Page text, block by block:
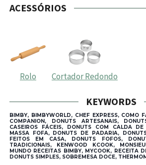
ACESSÓRIOS
Rolo Cortador Redondo
KEYWORDS
BIMBY, BIMBYWORLD, CHEF EXPRESS, COMO
COMPANION, DONUTS ARTESANAIS,
CASEIROS FÁCEIS, DONUTS COM CALDA
MASSA FOFA, DONUTS DE PADARIA,
FEITOS EM CASA, DONUTS FOFOS,
TRADICIONAIS, KENWOOD KCOOK,
MUNDO RECEITAS BIMBY, MYCOOK, RECEITA
DONUTS SIMPLES, SOBREMESA DOCE,